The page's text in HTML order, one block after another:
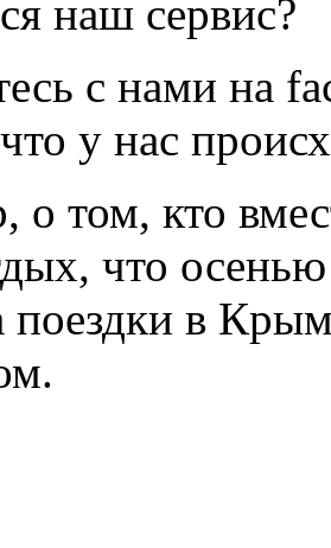
наш сервис?
с нами на
у нас
о том, кто
что
поездки в